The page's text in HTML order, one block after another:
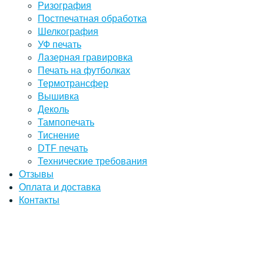
Ризография
Постпечатная обработка
Шелкография
УФ печать
Лазерная гравировка
Печать на футболках
Термотрансфер
Вышивка
Деколь
Тампопечать
Тиснение
DTF печать
Технические требования
Отзывы
Оплата и доставка
Контакты